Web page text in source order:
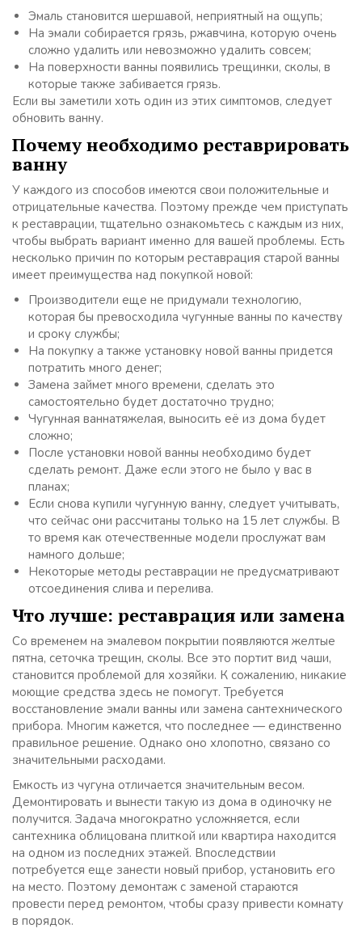
Эмаль становится шершавой, неприятный на ощупь;
На эмали собирается грязь, ржавчина, которую очень
сложно удалить или невозможно удалить совсем;
На поверхности ванны появились трещинки, сколы, в
которые также забивается грязь.
Если вы заметили хоть один из этих симптомов, следует
обновить ванну.
Почему необходимо реставрировать
ванну
У каждого из способов имеются свои положительные и
отрицательные качества. Поэтому прежде чем приступать
к реставрации, тщательно ознакомьтесь с каждым из них,
чтобы выбрать вариант именно для вашей проблемы. Есть
несколько причин по которым реставрация старой ванны
имеет преимущества над покупкой новой:
Производители еще не придумали технологию,
которая бы превосходила чугунные ванны по качеству
и сроку службы;
На покупку а также установку новой ванны придется
потратить много денег;
Замена займет много времени, сделать это
самостоятельно будет достаточно трудно;
Чугунная ваннатяжелая, выносить её из дома будет
сложно;
После установки новой ванны необходимо будет
сделать ремонт. Даже если этого не было у вас в
планах;
Если снова купили чугунную ванну, следует учитывать,
что сейчас они рассчитаны только на 15 лет службы. В
то время как отечественные модели прослужат вам
намного дольше;
Некоторые методы реставрации не предусматривают
отсоединения слива и перелива.
Что лучше: реставрация или замена
Со временем на эмалевом покрытии появляются желтые
пятна, сеточка трещин, сколы. Все это портит вид чаши,
становится проблемой для хозяйки. К сожалению, никакие
моющие средства здесь не помогут. Требуется
восстановление эмали ванны или замена сантехнического
прибора. Многим кажется, что последнее — единственно
правильное решение. Однако оно хлопотно, связано со
значительными расходами.
Емкость из чугуна отличается значительным весом.
Демонтировать и вынести такую из дома в одиночку не
получится. Задача многократно усложняется, если
сантехника облицована плиткой или квартира находится
на одном из последних этажей. Впоследствии
потребуется еще занести новый прибор, установить его
на место. Поэтому демонтаж с заменой стараются
провести перед ремонтом, чтобы сразу привести комнату
в порядок.